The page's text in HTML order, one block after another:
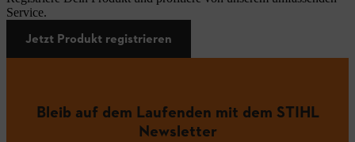
Service.
Jetzt Produkt registrieren
Bleib auf dem Laufenden mit dem STIHL
Newsletter